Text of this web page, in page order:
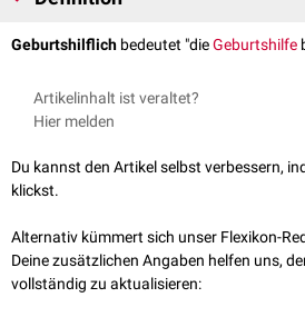
Geburtshilflich bedeutet "dieGeburtshilfe
Artikelinhalt ist veraltet?
Hier melden
Du kannst den Artikel selbst verbessern,
klickst.
Alternativ kümmert sich unser Flexikon-
Deine zusätzlichen Angaben helfen uns,
vollständig zu aktualisieren: